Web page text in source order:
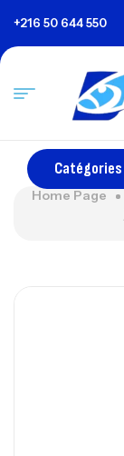
+216 50 644 550
Catégories
Home Page